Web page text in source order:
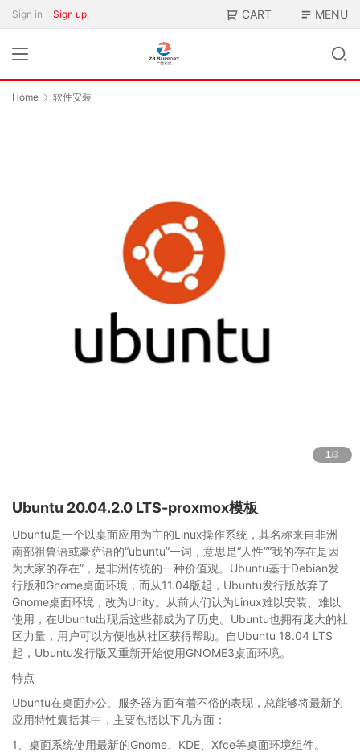
Sign in Sign up CART MENU
Home 软件安装
1/3
Ubuntu 20.04.2.0 LTS-proxmox模板
Ubuntu是一个以桌面应用为主的Linux操作系统，其名称来自非洲
南部祖鲁语或豪萨语的“ubuntu”一词，意思是“人性”“我的存在是因
为大家的存在”，是非洲传统的一种价值观。Ubuntu基于Debian发
行版和Gnome桌面环境，而从11.04版起，Ubuntu发行版放弃了
Gnome桌面环境，改为Unity。从前人们认为Linux难以安装、难以
使用，在Ubuntu出现后这些都成为了历史。Ubuntu也拥有庞大的社
区力量，用户可以方便地从社区获得帮助。自Ubuntu 18.04 LTS
起，Ubuntu发行版又重新开始使用GNOME3桌面环境。
特点
Ubuntu在桌面办公、服务器方面有着不俗的表现，总能够将最新的
应用特性囊括其中，主要包括以下几方面：
1、桌面系统使用最新的Gnome、KDE、Xfce等桌面环境组件。